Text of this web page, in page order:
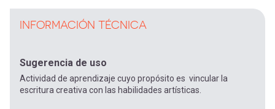
INFORMACIÓN TÉCNICA
Sugerencia de uso
Actividad de aprendizaje cuyo propósito es vincular la
escritura creativa con las habilidades artísticas.